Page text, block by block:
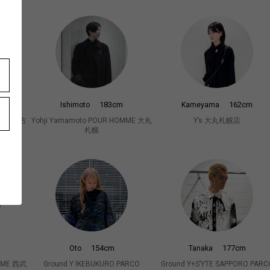
名古
Ishimoto 183cm
Yohji Yamamoto POUR HOMME 大丸
札幌
Kameyama 162cm
Y’s 大丸札幌店
西武
Oto 154cm
Ground Y IKEBUKURO PARCO
Tanaka 177cm
Ground Y+S’YTE SAPPORO